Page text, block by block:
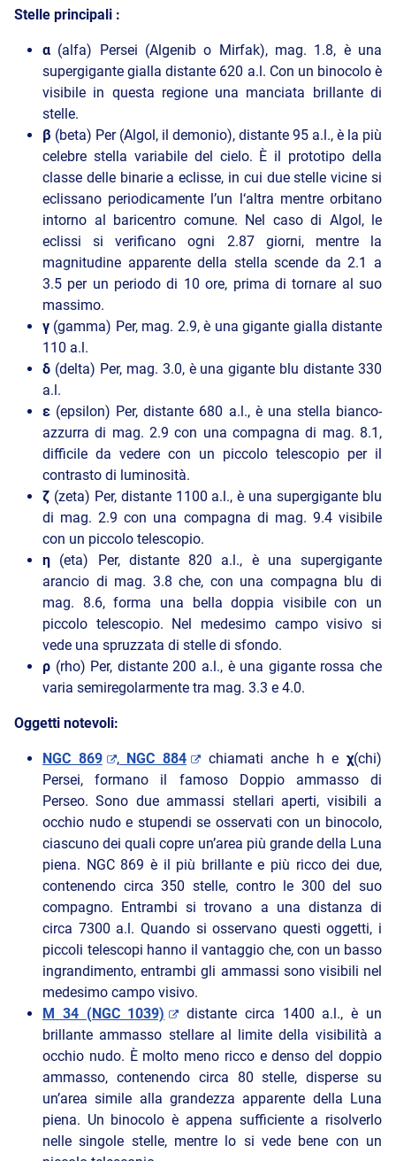
Stelle principali :
α (alfa) Persei (Algenib o Mirfak), mag. 1.8, è una
supergigante gialla distante 620 a.l. Con un binocolo è
visibile in questa regione una manciata brillante di
stelle.
β (beta) Per (Algol, il demonio), distante 95 a.l., è la più
celebre stella variabile del cielo. È il prototipo della
classe delle binarie a eclisse, in cui due stelle vicine si
eclissano periodicamente l’un l‘altra mentre orbitano
intorno al baricentro comune. Nel caso di Algol, le
eclissi si verificano ogni 2.87 giorni, mentre la
magnitudine apparente della stella scende da 2.1 a
3.5 per un periodo di 10 ore, prima di tornare al suo
massimo.
γ (gamma) Per, mag. 2.9, è una gigante gialla distante
110 a.l.
δ (delta) Per, mag. 3.0, è una gigante blu distante 330
a.l.
ε (epsilon) Per, distante 680 a.l., è una stella bianco-
azzurra di mag. 2.9 con una compagna di mag. 8.1,
difficile da vedere con un piccolo telescopio per il
contrasto di luminosità.
ζ (zeta) Per, distante 1100 a.l., è una supergigante blu
di mag. 2.9 con una compagna di mag. 9.4 visibile
con un piccolo telescopio.
η (eta) Per, distante 820 a.l., è una supergigante
arancio di mag. 3.8 che, con una compagna blu di
mag. 8.6, forma una bella doppia visibile con un
piccolo telescopio. Nel medesimo campo visivo si
vede una spruzzata di stelle di sfondo.
ρ (rho) Per, distante 200 a.l., è una gigante rossa che
varia semiregolarmente tra mag. 3.3 e 4.0.
Oggetti notevoli:
NGC 869 ,NGC 884 chiamati anche h e χ(chi)
Persei, formano il famoso Doppio ammasso di
Perseo. Sono due ammassi stellari aperti, visibili a
occhio nudo e stupendi se osservati con un binocolo,
ciascuno dei quali copre un’area più grande della Luna
piena. NGC 869 è il più brillante e più ricco dei due,
contenendo circa 350 stelle, contro le 300 del suo
compagno. Entrambi si trovano a una distanza di
circa 7300 a.l. Quando si osservano questi oggetti, i
piccoli telescopi hanno il vantaggio che, con un basso
ingrandimento, entrambi gli ammassi sono visibili nel
medesimo campo visivo.
M 34 (NGC 1039)
distante circa 1400 a.l., è un
brillante ammasso stellare al limite della visibilità a
occhio nudo. È molto meno ricco e denso del doppio
ammasso, contenendo circa 80 stelle, disperse su
un’area simile alla grandezza apparente della Luna
piena. Un binocolo è appena sufficiente a risolverlo
nelle singole stelle, mentre lo si vede bene con un